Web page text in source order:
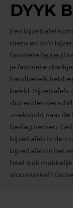
DYYK
Een bijzettafel
mens en zo’n
favoriete fauteuil
je favoriete
handbereik
beeld. Bijzettafels
duizenden
zoektocht naar de
beslag nemen.
bijzettafels in de
bijzettafels in het
heel stuk
woonwinkel?